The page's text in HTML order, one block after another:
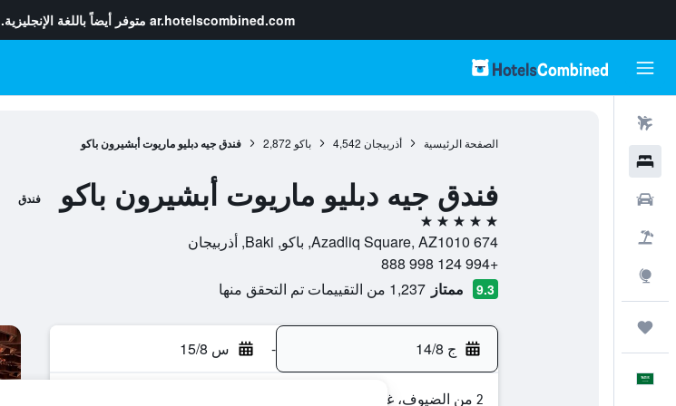
ar.hotelscombined.com متوفر أيضاً باللغة الإنجليزية.
الصفحة الرئيسية أذربيجان 4,542 باكو 2,872 فندق جيه دبليو ماريوت أبشيرون باكو
فندق جيه دبليو ماريوت أبشيرون باكو فندق
5 نجوم
674 Azadliq Square, AZ1010, باكو, Baki, أذربيجان
+994 124 998 888
9.3 ممتاز 1,237 من التقييمات تم التحقق منها
ج 14/8 - س 15/8
2 من الضيوف، غرفة واحدة